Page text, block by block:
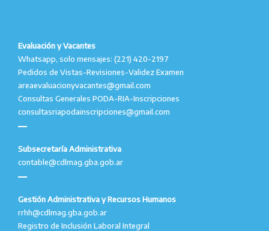
Evaluación y Vacantes
Whatsapp, solo mensajes: (221) 420-2197
Pedidos de Vistas-Revisiones-Validez Examen
areaevaluacionyvacantes@gmail.com
Consultas Generales PODA-RIA-Inscripciones
consultasriapodainscripciones@gmail.com
Subsecretaría Administrativa
contable@cdlmag.gba.gob.ar
Gestión Administrativa y Recursos Humanos
rrhh@cdlmag.gba.gob.ar
Registro de Inclusión Laboral Integral